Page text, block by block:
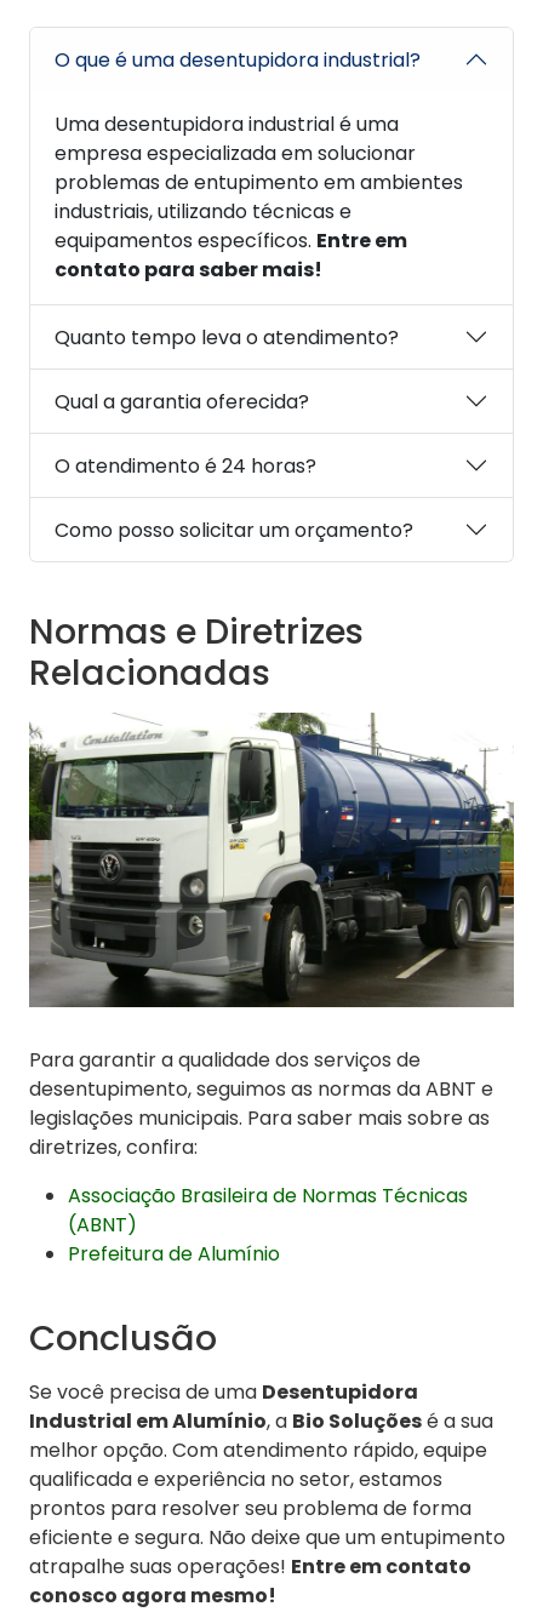
O que é uma desentupidora industrial?
Uma desentupidora industrial é uma
empresa especializada em solucionar
problemas de entupimento em ambientes
industriais, utilizando técnicas e
equipamentos específicos. Entre em
contato para saber mais!
Quanto tempo leva o atendimento?
Qual a garantia oferecida?
O atendimento é 24 horas?
Como posso solicitar um orçamento?
Normas e Diretrizes
Relacionadas
Para garantir a qualidade dos serviços de
desentupimento, seguimos as normas da ABNT e
legislações municipais. Para saber mais sobre as
diretrizes, confira:
Associação Brasileira de Normas Técnicas
(ABNT)
Prefeitura de Alumínio
Conclusão
Se você precisa de uma Desentupidora
Industrial em Alumínio, a Bio Soluçõesé a sua
melhor opção. Com atendimento rápido, equipe
qualificada e experiência no setor, estamos
prontos para resolver seu problema de forma
eficiente e segura. Não deixe que um entupimento
atrapalhe suas operações! Entre em contato
conosco agora mesmo!